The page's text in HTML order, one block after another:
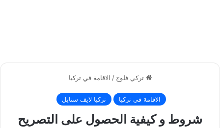
تركي فلوج / الاقامة في تركيا
الاقامة في تركيا تركيا لايف ستايل
شروط و كيفية الحصول على التصريح